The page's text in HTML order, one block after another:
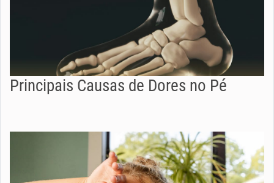
Principais Causas de Dores no Pé